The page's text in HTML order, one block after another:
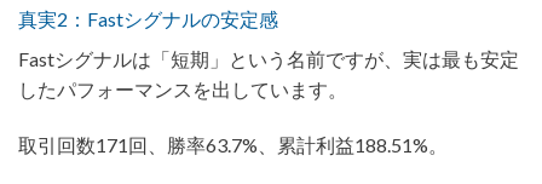
真実2：Fastシグナルの安定感
Fastシグナルは「短期」という名前ですが、実は最も安定
したパフォーマンスを出しています。
取引回数171回、勝率63.7%、累計利益188.51%。